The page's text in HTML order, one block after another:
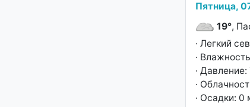
Пятница,
19°,
· Легкий
·
·
·
· Осадки: 0